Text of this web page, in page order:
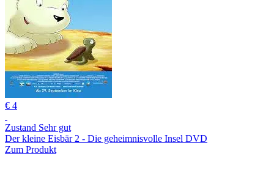
€ 4
Zustand Sehr gut
Der kleine Eisbär 2 - Die geheimnisvolle Insel DVD
Zum Produkt